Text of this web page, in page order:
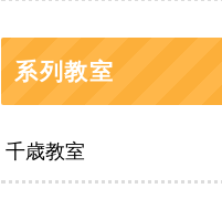
系列教室
千歳教室